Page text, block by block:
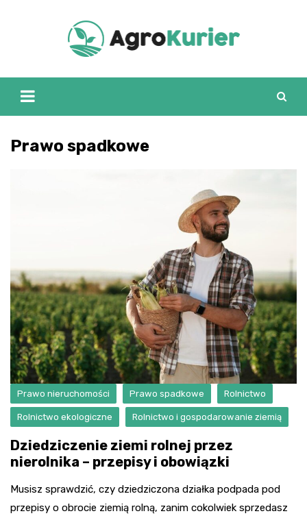
Prawo spadkowe
Prawo nieruchomości Prawo spadkowe Rolnictwo
Rolnictwo ekologiczne Rolnictwo i gospodarowanie ziemią
Dziedziczenie ziemi rolnej przez
nierolnika – przepisy i obowiązki
Musisz sprawdzić, czy dziedziczona działka podpada pod
przepisy o obrocie ziemią rolną, zanim cokolwiek sprzedasz